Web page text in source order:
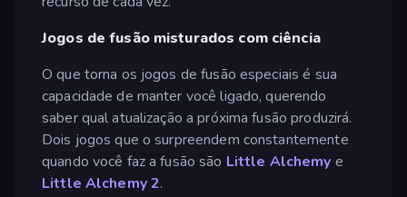
Jogos de fusão misturados com ciência
O que torna os jogos de fusão especiais é sua
capacidade de manter você ligado, querendo
saber qual atualização a próxima fusão produzirá.
Dois jogos que o surpreendem constantemente
quando você faz a fusão são Little Alchemy e
Little Alchemy 2.